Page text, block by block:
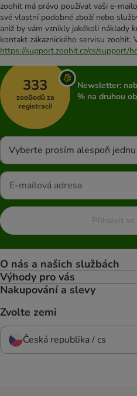
zoohit má právo používat vaši e-
své vlastní podobné zboží nebo
aniž by vám vznikly jakékoli náklady
kontakt zákaznického servisu zoohit.
https://support.zoohit.cz/cs/support/
333
zooBodů za
registraci!
Newsletter:
% na druhou
Vyberte prosím alespoň
Přihlásit se
O nás a našich službách
Výhody pro vás
Nakupování a slevy
Zvolte zemi
Česká republika / cs